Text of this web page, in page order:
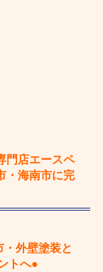
門店エースペ
・海南市に完
外壁塗装と
トへ●